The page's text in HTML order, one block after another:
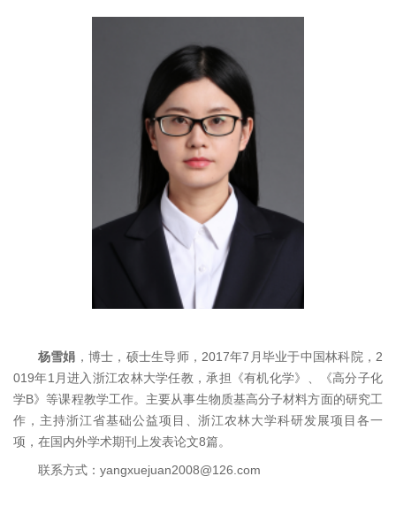
杨雪娟 ，博士，硕士生导师，2017年7月毕业于中国林科院，2
019年1月进入浙江农林大学任教，承担《有机化学》、《高分子化
学B》等课程教学工作。主要从事生物质基高分子材料方面的研究工
作，主持浙江省基础公益项目、浙江农林大学科研发展项目各一
项，在国内外学术期刊上发表论文8篇。
联系方式：yangxuejuan2008@126.com